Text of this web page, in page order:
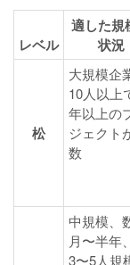
レベル
適した規
状況
松
大規模企
10人以上
年以上の
ジェクト
数
中規模、
月〜半年、
3〜5人規